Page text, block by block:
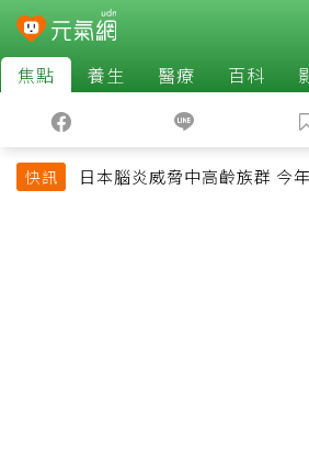
焦點 養生 醫療 百科
快訊 日本腦炎威脅中高齡族群 今